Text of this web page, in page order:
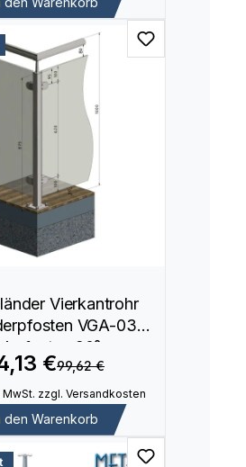
Vierkantrohr
VGA-03
90°
€99,62 €
zzgl. Versandkosten
den Warenkorb